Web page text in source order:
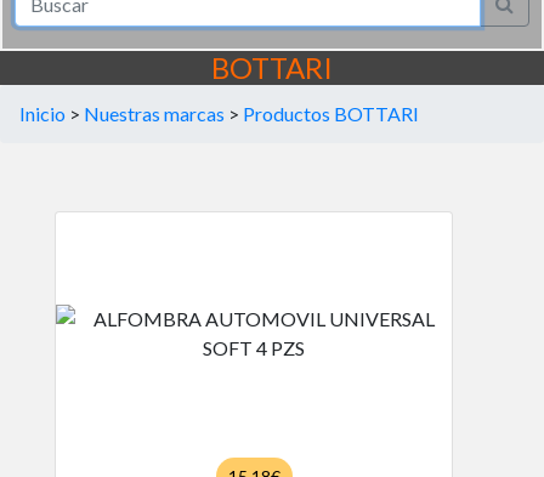
BOTTARI
Inicio > Nuestras marcas > Productos BOTTARI